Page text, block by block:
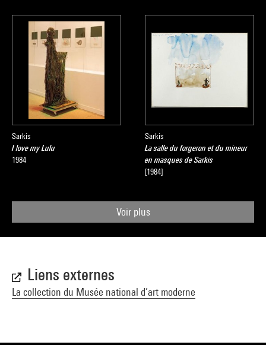
Sarkis
I love my Lulu
1984
Sarkis
La salle du forgeron et du mineur
en masques de Sarkis
[1984]
Voir plus
Liens externes
La collection du Musée national d’art moderne